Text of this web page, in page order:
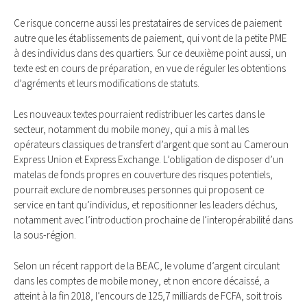
Ce risque concerne aussi les prestataires de services de paiement
autre que les établissements de paiement, qui vont de la petite PME
à des individus dans des quartiers. Sur ce deuxième point aussi, un
texte est en cours de préparation, en vue de réguler les obtentions
d’agréments et leurs modifications de statuts.
Les nouveaux textes pourraient redistribuer les cartes dans le
secteur, notamment du mobile money, qui a mis à mal les
opérateurs classiques de transfert d’argent que sont au Cameroun
Express Union et Express Exchange. L’obligation de disposer d’un
matelas de fonds propres en couverture des risques potentiels,
pourrait exclure de nombreuses personnes qui proposent ce
service en tant qu’individus, et repositionner les leaders déchus,
notamment avec l’introduction prochaine de l’interopérabilité dans
la sous-région.
Selon un récent rapport de la BEAC, le volume d’argent circulant
dans les comptes de mobile money, et non encore décaissé, a
atteint à la fin 2018, l’encours de 125,7 milliards de FCFA, soit trois